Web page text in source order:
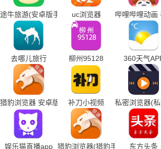
途牛旅游(安卓版手机下载)uc浏览器 哔哩哔哩动画
去哪儿旅行 柳州95128 360天气
猎豹浏览器 安卓版 补刀小视频 私密浏览器(私
娱乐猫直播app 猎豹浏览器(猎豹手机浏览器下载)
东方头条